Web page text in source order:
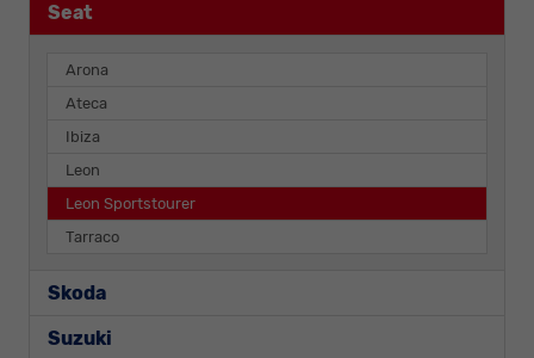
Seat
Arona
Ateca
Ibiza
Leon
Leon Sportstourer
Tarraco
Skoda
Suzuki